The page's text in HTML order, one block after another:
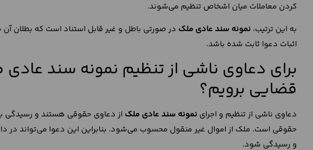
کردن معاملات میان اشخاص تنظیم می‌شوند.
به این ترتیب، نمونه سند عادی ملک در صورتی باطل و غیر قابل استناد است که بطلان
اثبات دعوا ثابت شده باشد.
برای دعاوی ناشی از تنظیم نمونه سند
قضایی برویم؟
دعاوی ناشی از تنظیم و اجرای نمونه سند عادی ملک از دعاوی حقوقی هستند و رسیدگی
حقوقی است. ملک از اموال غیر منقول محسوب می‌شود. بنابراین این دعوا می‌تواند
و رسیدگی شود.